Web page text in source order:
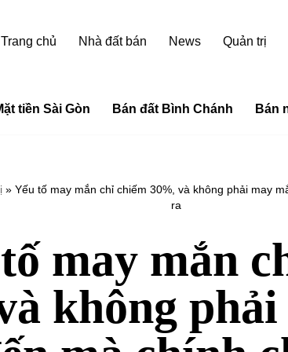
Trang chủ Nhà đất bán News Quản trị
tiền Sài Gòn Bán đất Bình Chánh Bán
» Yếu tố may mắn chỉ chiếm 30%, và không phải may
ra
may mắn
không